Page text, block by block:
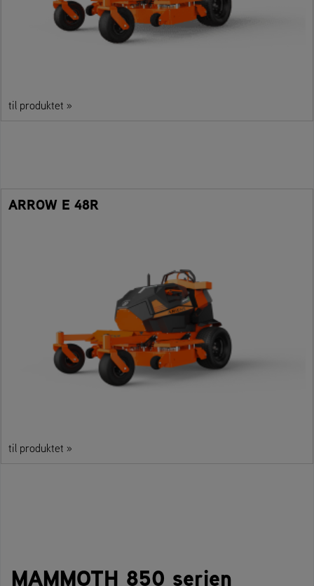
til produktet »
ARROW E 48R
til produktet »
MAMMOTH 850 serien